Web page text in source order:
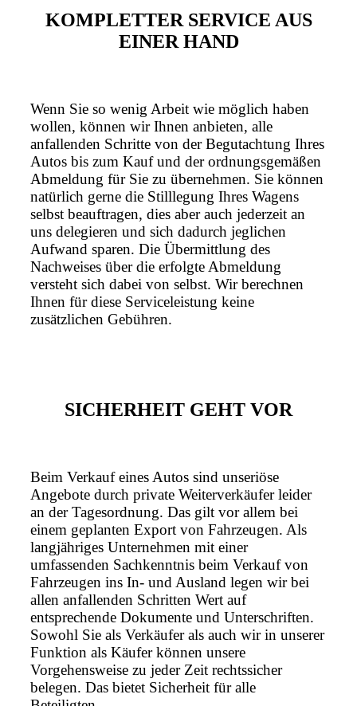
KOMPLETTER SERVICE AUS
EINER HAND
Wenn Sie so wenig Arbeit wie möglich haben
wollen, können wir Ihnen anbieten, alle
anfallenden Schritte von der Begutachtung Ihres
Autos bis zum Kauf und der ordnungsgemäßen
Abmeldung für Sie zu übernehmen. Sie können
natürlich gerne die Stilllegung Ihres Wagens
selbst beauftragen, dies aber auch jederzeit an
uns delegieren und sich dadurch jeglichen
Aufwand sparen. Die Übermittlung des
Nachweises über die erfolgte Abmeldung
versteht sich dabei von selbst. Wir berechnen
Ihnen für diese Serviceleistung keine
zusätzlichen Gebühren.
SICHERHEIT GEHT VOR
Beim Verkauf eines Autos sind unseriöse
Angebote durch private Weiterverkäufer leider
an der Tagesordnung. Das gilt vor allem bei
einem geplanten Export von Fahrzeugen. Als
langjähriges Unternehmen mit einer
umfassenden Sachkenntnis beim Verkauf von
Fahrzeugen ins In- und Ausland legen wir bei
allen anfallenden Schritten Wert auf
entsprechende Dokumente und Unterschriften.
Sowohl Sie als Verkäufer als auch wir in unserer
Funktion als Käufer können unsere
Vorgehensweise zu jeder Zeit rechtssicher
belegen. Das bietet Sicherheit für alle